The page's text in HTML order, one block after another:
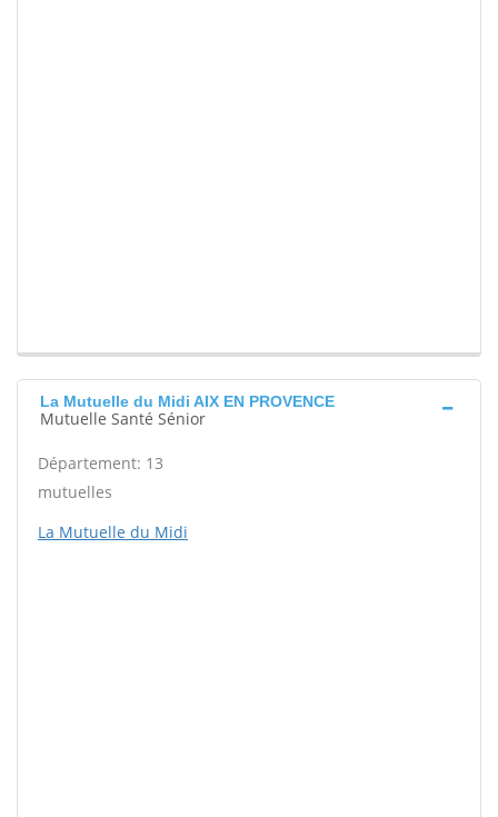
La Mutuelle du Midi AIX EN PROVENCE
Mutuelle Santé Sénior
Département: 13
mutuelles
La Mutuelle du Midi